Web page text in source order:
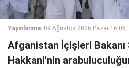
Yayınlanma: 09 Ağustos 2026 Pazar 16:06
Afganistan İçişleri Bakanı
Hakkani'nin